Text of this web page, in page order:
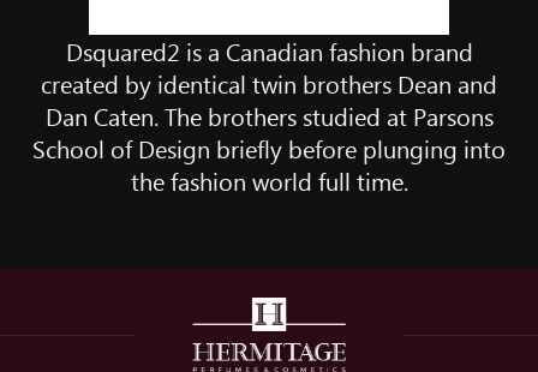
Dsquared2 is a Canadian fashion brand
created by identical twin brothers Dean and
Dan Caten. The brothers studied at Parsons
School of Design briefly before plunging into
the fashion world full time.